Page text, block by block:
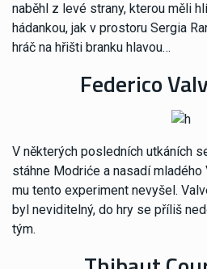
naběhl z levé strany, kterou měli
hádankou, jak v prostoru Sergia
hráč na hřišti branku hlavou…
Federico
V některých posledních utkáních
stáhne Modriće a nasadí mladého
mu tento experiment nevyšel.
byl neviditelný, do hry se příliš
tým.